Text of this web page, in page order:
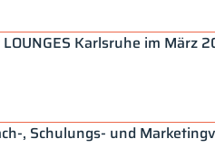
Karlsruhe im März
, Schulungs- und